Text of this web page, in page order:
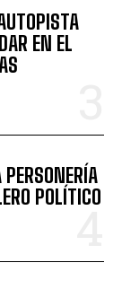
EN EL
POLÍTICO